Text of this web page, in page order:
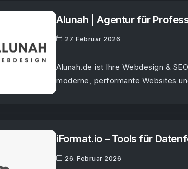
Alunah | Agentur für
27. Februar 2026
Alunah.de ist Ihre Webdesign &
moderne, performante Websites
iFormat.io – Tools für
26. Februar 2026